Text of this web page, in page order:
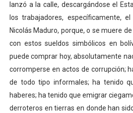
lanzó a la calle, descargándose el
los trabajadores, específicamente,
Nicolás Maduro, porque, o se muere
con estos sueldos simbólicos en
puede comprar hoy, absolutamente
corromperse en actos de corrupción;
de todo tipo informales; ha tenido
haberes; ha tenido que emigrar
derroteros en tierras en donde han